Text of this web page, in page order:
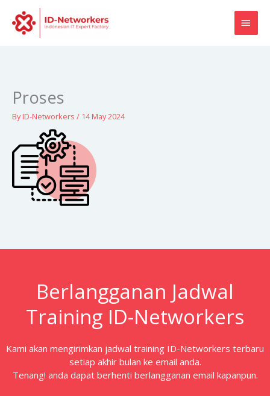
content
Proses
ByID-Networkers / 14 May 2024
Berlangganan Jadwal
Training ID-Networkers
Kami akan mengirimkan jadwal training ID-Networkers terbaru
setiap akhir bulan ke email anda.
Tenang! anda dapat berhenti berlangganan email kapanpun.